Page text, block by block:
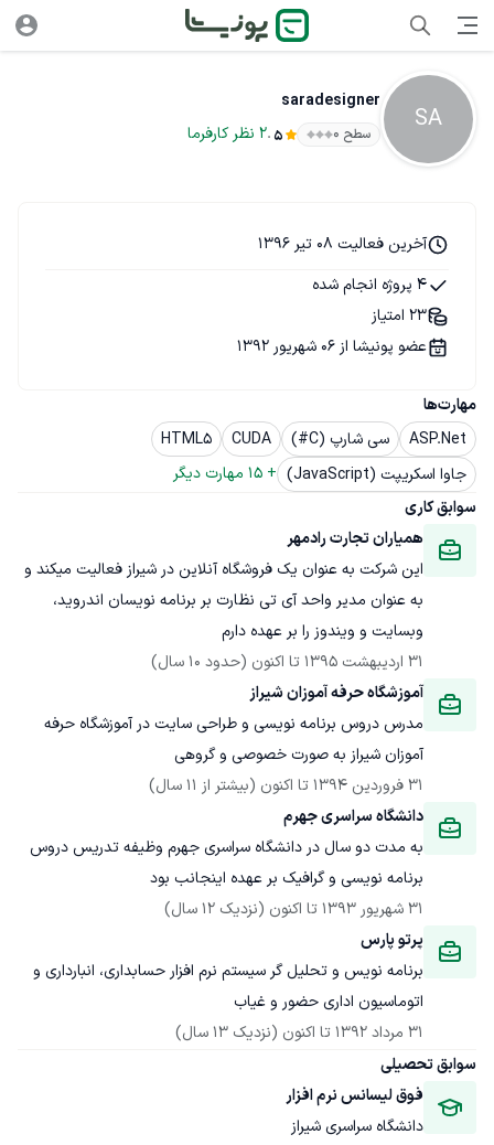
SA
saradesigner
سطح ۰ 5
.
2 نظر کارفرما
مهارت‌ها
ASP.Net
سی شارپ (C#) CUDA
HTML5
جاوا اسکریپت (JavaScript)
+
15 مهارت دیگر
سوابق کاری
همیاران تجارت رادمهر
این شرکت به عنوان یک فروشگاه آنلاین در شیراز فعالیت میکند و
به عنوان مدیر واحد آی تی نظارت بر برنامه نویسان اندروید،
وبسایت و ویندوز را بر عهده دارم
31 اردیبهشت 1395
تا اکنون (حدود 10 سال)
آموزشگاه حرفه آموزان شیراز
مدرس دروس برنامه نویسی و طراحی سایت در آموزشگاه حرفه
آموزان شیراز به صورت خصوصی و گروهی
31 فروردین 1394
تا اکنون (بیشتر از 11 سال)
دانشگاه سراسری جهرم
به مدت دو سال در دانشگاه سراسری جهرم وظیفه تدریس دروس
برنامه نویسی و گرافیک بر عهده اینجانب بود
31 شهریور 1393
تا اکنون (نزدیک 12 سال)
پرتو پارس
برنامه نویس و تحلیل گر سیستم نرم افزار حسابداری، انبارداری و
اتوماسیون اداری حضور و غیاب
31 مرداد 1392
تا اکنون (نزدیک 13 سال)
سوابق تحصیلی
فوق لیسانس نرم افزار
دانشگاه سراسری شیراز
آخرین فعالیت 08 تیر 1396
4 پروژه انجام شده
23 امتیاز
عضو پونیشا از 06 شهریور 1392